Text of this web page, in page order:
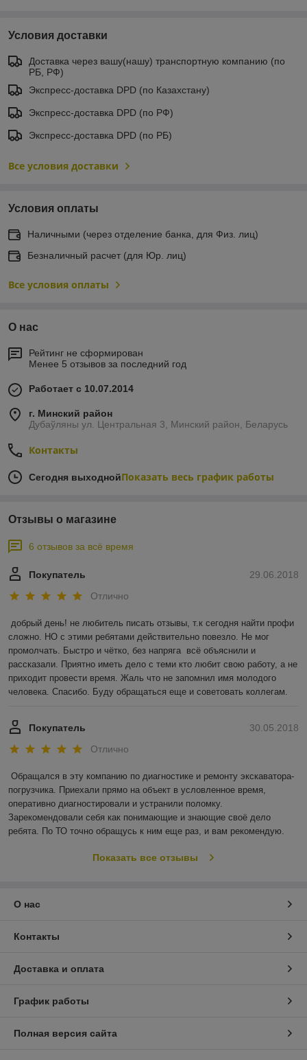
Условия доставки
Доставка через вашу(нашу) транспортную компанию (по
РБ, РФ)
Экспресс-доставка DPD (по Казахстану)
Экспресс-доставка DPD (по РФ)
Экспресс-доставка DPD (по РБ)
Все условия доставки
Условия оплаты
Наличными (через отделение банка, для Физ. лиц)
Безналичный расчет (для Юр. лиц)
Все условия оплаты
О нас
Рейтинг не сформирован
Менее 5 отзывов за последний год
Работает с 10.07.2014
г. Минский район
Дубаўляны ул. Центральная 3, Минский район, Беларусь
Контакты
Сегодня выходнойПоказать весь график работы
Отзывы о магазине
6 отзывов за всё время
29.06.2018
Покупатель
Отлично
добрый день! не любитель писать отзывы, т.к сегодня найти профи
сложно. НО с этими ребятами действительно повезло. Не мог
промолчать. Быстро и чётко, без напряга  всё объяснили и
рассказали. Приятно иметь дело с теми кто любит свою работу, а не
приходит провести время. Жаль что не запомнил имя молодого
человека. Спасибо. Буду обращаться еще и советовать коллегам.
30.05.2018
Покупатель
Отлично
Обращался в эту компанию по диагностике и ремонту экскаватора-
погрузчика. Приехали прямо на объект в условленное время,
оперативно диагностировали и устранили поломку.
Зарекомендовали себя как понимающие и знающие своё дело
ребята. По ТО точно обращусь к ним еще раз, и вам рекомендую.
Показать все отзывы
О нас
Контакты
Доставка и оплата
График работы
Полная версия сайта